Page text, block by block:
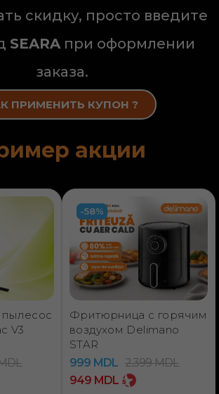
скидку, просто введите
SEARAпри оформлении
заказа.
ПРИМЕНИТЬ КУПОН ?
акции
V3
-58%
Фритюрница с горячим
воздухом Delimano
STAR
999 MDL 2.399MDL
949 MDL